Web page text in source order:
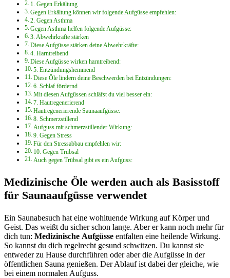
1. Gegen Erkältung
Gegen Erkältung können wir folgende Aufgüsse empfehlen:
2. Gegen Asthma
Gegen Asthma helfen folgende Aufgüsse:
3. Abwehrkräfte stärken
Diese Aufgüsse stärken deine Abwehrkräfte:
4. Harntreibend
Diese Aufgüsse wirken harntreibend:
5. Entzündungshemmend
Diese Öle lindern deine Beschwerden bei Entzündungen:
6. Schlaf fördernd
Mit diesen Aufgüssen schläfst du viel besser ein:
7. Hautregenerierend
Hautregenerierende Saunaaufgüsse:
8. Schmerzstillend
Aufguss mit schmerzstillender Wirkung:
9. Gegen Stress
Für den Stressabbau empfehlen wir:
10. Gegen Trübsal
Auch gegen Trübsal gibt es ein Aufguss:
Medizinische Öle werden auch als Basisstoff
für Saunaaufgüsse verwendet
Ein Saunabesuch hat eine wohltuende Wirkung auf Körper und
Geist. Das weißt du sicher schon lange. Aber er kann noch mehr für
dich tun: Medizinische Aufgüsse entfalten eine heilende Wirkung.
So kannst du dich regelrecht gesund schwitzen. Du kannst sie
entweder zu Hause durchführen oder aber die Aufgüsse in der
öffentlichen Sauna genießen. Der Ablauf ist dabei der gleiche, wie
bei einem normalen Aufguss.